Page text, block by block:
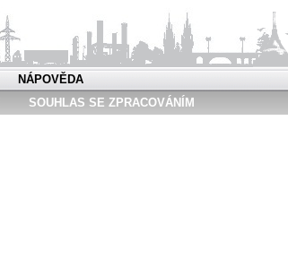
NÁPOVĚDA
SOUHLAS SE ZPRACOVÁNÍM